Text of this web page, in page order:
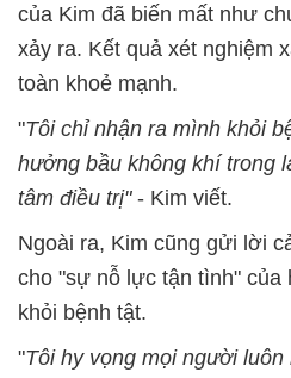
của Kim đã biến mất như
xảy ra. Kết quả xét nghiệm
toàn khoẻ mạnh.
"Tôi chỉ nhận ra mình khỏi
hưởng bầu không khí trong
tâm điều trị"- Kim viết.
Ngoài ra, Kim cũng gửi lời
cho "sự nỗ lực tận tình" của
khỏi bệnh tật.
"Tôi hy vọng mọi người